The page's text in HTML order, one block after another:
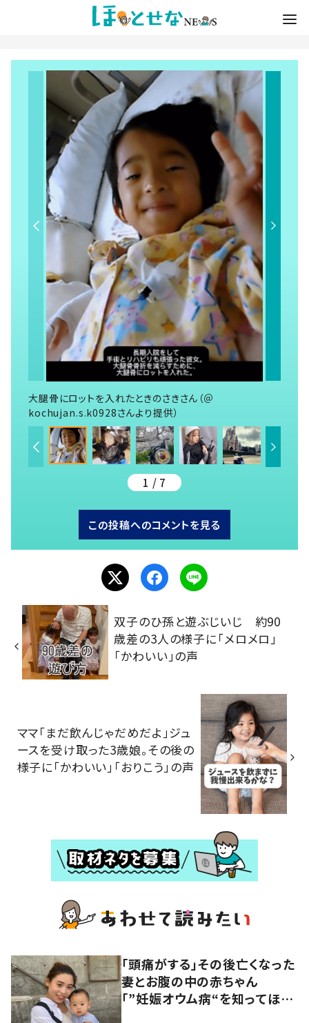
大腿骨にロットを入れたときのさきさん（＠
kochujan.s.k0928さんより提供）
1 / 7
この投稿へのコメントを見る
双子のひ孫と遊ぶじいじ 約90
歳差の3人の様子に「メロメロ」
「かわいい」の声
ママ「まだ飲んじゃだめだよ」ジュ
ースを受け取った3歳娘。その後の
様子に「かわいい」「おりこう」の声
「頭痛がする」その後亡くなった
妻とお腹の中の赤ちゃん
「”妊娠オウム病“を知ってほし